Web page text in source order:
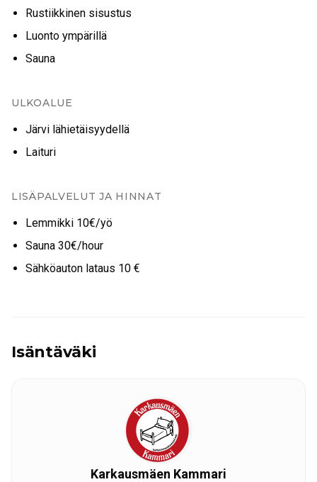
Rustiikkinen sisustus
Luonto ympärillä
Sauna
ULKOALUE
Järvi lähietäisyydellä
Laituri
LISÄPALVELUT JA HINNAT
Lemmikki 10€/yö
Sauna 30€/hour
Sähköauton lataus 10 €
Isäntäväki
Karkausmäen Kammari